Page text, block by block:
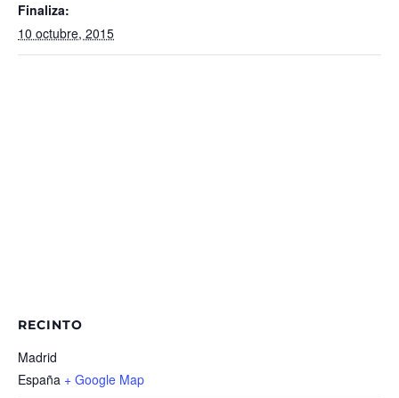
Finaliza:
10 octubre, 2015
RECINTO
Madrid
España + Google Map